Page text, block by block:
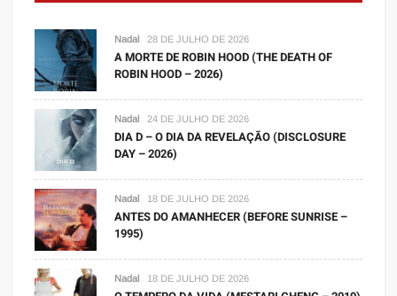
Nadal 28 DE JULHO DE 2026
A MORTE DE ROBIN HOOD (THE DEATH OF
ROBIN HOOD – 2026)
Nadal 24 DE JULHO DE 2026
DIA D – O DIA DA REVELAÇÃO (DISCLOSURE
DAY – 2026)
Nadal 18 DE JULHO DE 2026
ANTES DO AMANHECER (BEFORE SUNRISE –
1995)
Nadal 18 DE JULHO DE 2026